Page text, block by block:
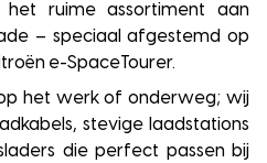
ruime assortiment aan
– speciaal afgestemd op
e-SpaceTourer.
het werk of onderweg; wij
stevige laadstations
die perfect passen bij